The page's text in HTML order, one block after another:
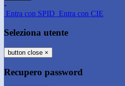
-
Entra con SPID Entra con CIE
Seleziona utente
button close ×
Recupero password